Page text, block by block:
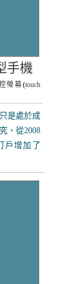
手機
螢幕(touch
是處於成
，從2008
戶增加了